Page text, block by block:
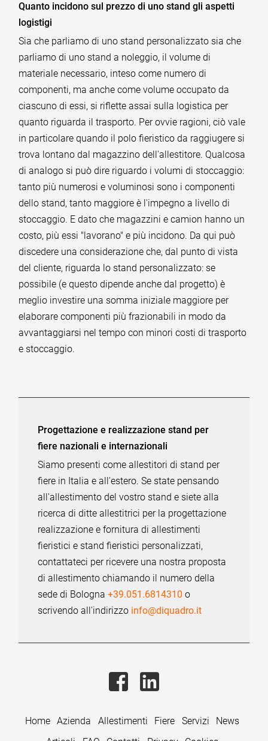
Quanto incidono sul prezzo di uno stand gli aspetti
logistigi
Sia che parliamo di uno stand personalizzato sia che
parliamo di uno stand a noleggio, il volume di
materiale necessario, inteso come numero di
componenti, ma anche come volume occupato da
ciascuno di essi, si riflette assai sulla logistica per
quanto riguarda il trasporto. Per ovvie ragioni, ciò vale
in particolare quando il polo fieristico da raggiugere si
trova lontano dal magazzino dell'allestitore. Qualcosa
di analogo si può dire riguardo i volumi di stoccaggio:
tanto più numerosi e voluminosi sono i componenti
dello stand, tanto maggiore è l'impegno a livello di
stoccaggio. E dato che magazzini e camion hanno un
costo, più essi "lavorano" e più incidono. Da qui può
discedere una considerazione che, dal punto di vista
del cliente, riguarda lo stand personalizzato: se
possibile (e questo dipende anche dal progetto) è
meglio investire una somma iniziale maggiore per
elaborare componenti più frazionabili in modo da
avvantaggiarsi nel tempo con minori costi di trasporto
e stoccaggio.
Progettazione e realizzazione stand per
fiere nazionali e internazionali
Siamo presenti come allestitori di stand per
fiere in Italia e all'estero. Se state pensando
all'allestimento del vostro stand e siete alla
ricerca di ditte allestitrici per la progettazione
realizzazione e fornitura di allestimenti
fieristici e stand fieristici personalizzati,
contattateci per ricevere una nostra proposta
di allestimento chiamando il numero della
sede di Bologna+39.051.6814310 o
scrivendo all'indirizzo info@diquadro.it
Home Azienda Allestimenti Fiere Servizi
News